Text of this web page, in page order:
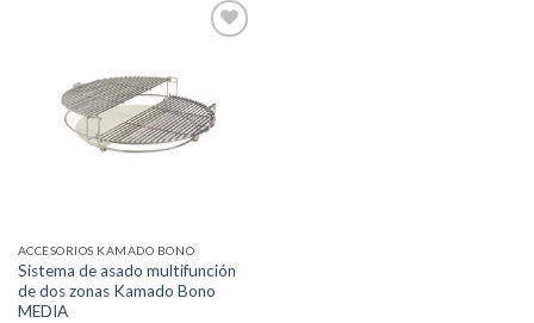
a la
lista de
deseos
ACCESORIOS KAMADO BONO
Sistema de asado multifunción
de dos zonas Kamado Bono
MEDIA